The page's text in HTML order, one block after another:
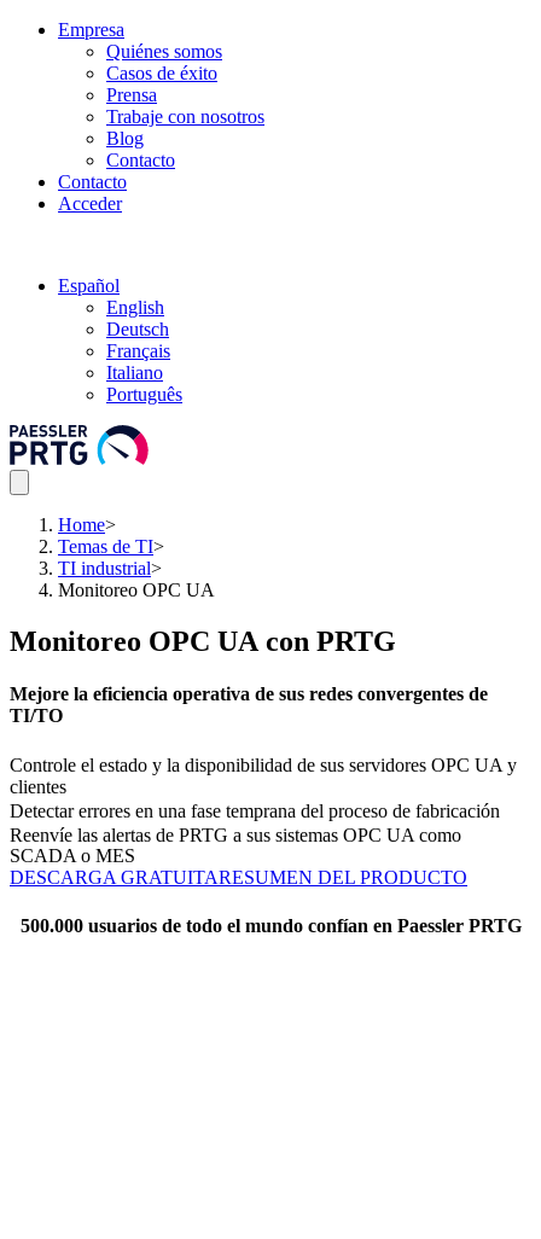
Empresa
Quiénes somos
Casos de éxito
Prensa
Trabaje con nosotros
Blog
Contacto
Contacto
Acceder
Español
English
Deutsch
Français
Italiano
Português
Home>
Temas de TI>
TI industrial>
Monitoreo OPC UA
Monitoreo OPC UA con PRTG
Mejore la eficiencia operativa de sus redes convergentes de
TI/TO
Controle el estado y la disponibilidad de sus servidores OPC UA y
clientes
Detectar errores en una fase temprana del proceso de fabricación
Reenvíe las alertas de PRTG a sus sistemas OPC UA como
SCADA o MES
DESCARGA GRATUITARESUMEN DEL PRODUCTO
500.000 usuarios de todo el mundo confían en Paessler PRTG